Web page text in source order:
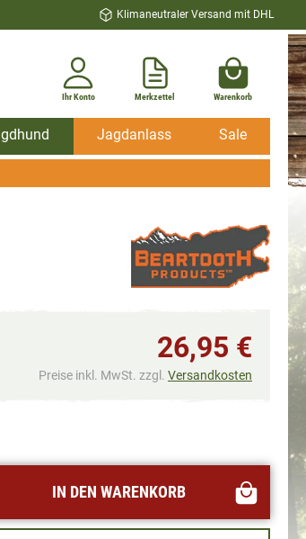
Klimaneutraler Versand mit DHL
Ihr Konto Merkzettel Warenkorb
Jagdanlass Sale
26,95 €
Preise inkl. MwSt. zzgl. Versandkosten
den gewünschten Wert ein
IN DEN WARENKORB